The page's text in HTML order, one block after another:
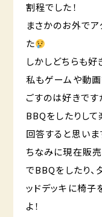
割程でした！
まさかのお外で
た
しかしどちらも好
私もゲームや動
ごすのは好きです
BBQをしたりして
回答すると思いま
ちなみに現在販
でBBQをしたり、
ッドデッキに椅子
よ！